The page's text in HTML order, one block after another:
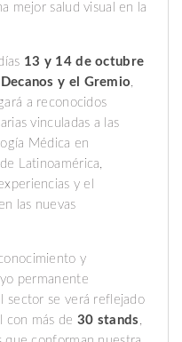
mejor salud visual en la
13 y 14 de octubre
y el Gremio,
a reconocidos
vinculadas a las
Médica en
Latinoamérica,
y el
las nuevas
y
permanente
sector se verá reflejado
con más de 30 stands ,